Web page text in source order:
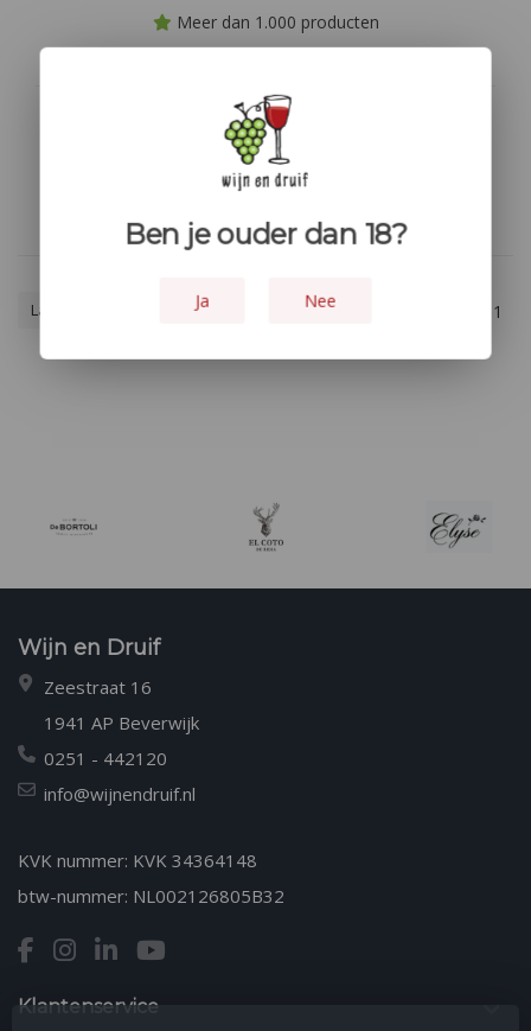
Meer dan 1.000 producten
Geen producten gevonden!...
Laagste prijs 1
Wijn en Druif
Zeestraat 16
1941 AP Beverwijk
0251 - 442120
info@wijnendruif.nl
KVK nummer: KVK 34364148
btw-nummer: NL002126805B32
Klantenservice
Ben je ouder dan 18?
Ja Nee